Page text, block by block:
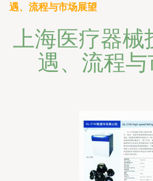
遇、流程与市场展望
上海医疗器
遇、流程